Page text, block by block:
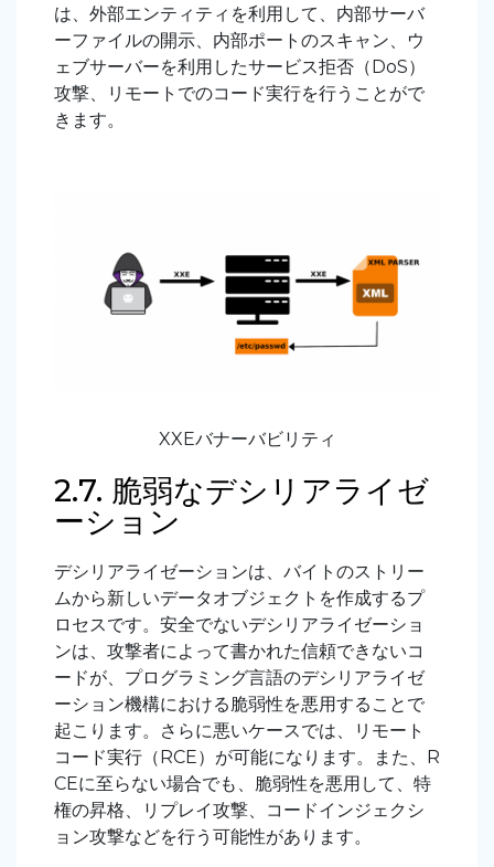
は、外部エンティティを利用して、内部サーバ
ーファイルの開示、内部ポートのスキャン、ウ
ェブサーバーを利用したサービス拒否（DoS）
攻撃、リモートでのコード実行を行うことがで
きます。
XXEバナーバビリティ
2.7. 脆弱なデシリアライゼ
ーション
デシリアライゼーションは、バイトのストリー
ムから新しいデータオブジェクトを作成するプ
ロセスです。安全でないデシリアライゼーショ
ンは、攻撃者によって書かれた信頼できないコ
ードが、プログラミング言語のデシリアライゼ
ーション機構における脆弱性を悪用することで
起こります。さらに悪いケースでは、リモート
コード実行（RCE）が可能になります。また、R
CEに至らない場合でも、脆弱性を悪用して、特
権の昇格、リプレイ攻撃、コードインジェクシ
ョン攻撃などを行う可能性があります。